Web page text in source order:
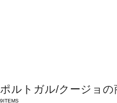
ポルトガル/クージョの
9ITEMS